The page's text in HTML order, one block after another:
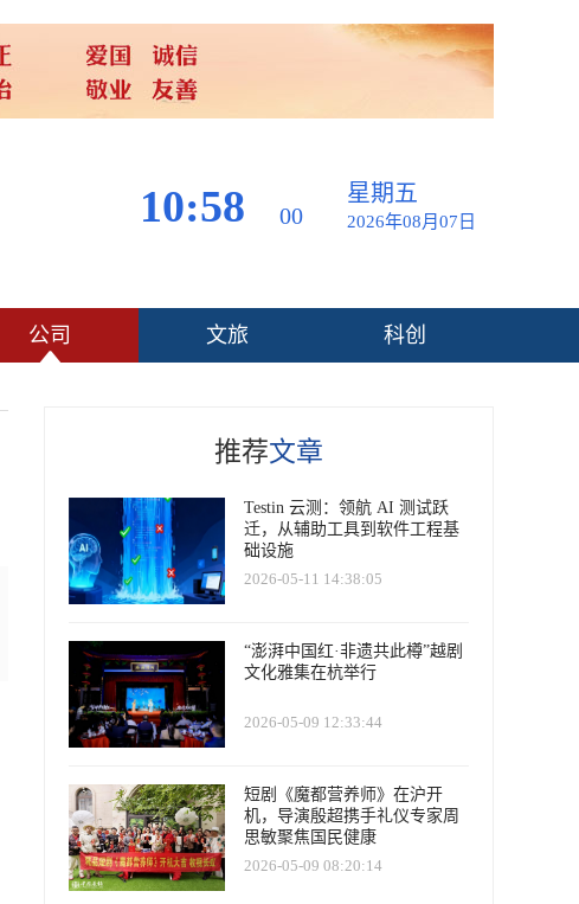
10:58 00
星期五
2026年08月07日
公司 文旅 科创
推荐文章
Testin 云测：领航 AI 测试跃
迁，从辅助工具到软件工程基
础设施
2026-05-11 14:38:05
“澎湃中国红·非遗共此樽”越剧
文化雅集在杭举行
2026-05-09 12:33:44
短剧《魔都营养师》在沪开
机，导演殷超携手礼仪专家周
思敏聚焦国民健康
2026-05-09 08:20:14